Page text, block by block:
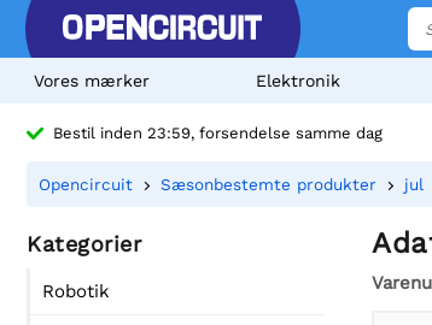
Vores mærker Elektronik
Bestil inden 23:59, forsendelse samme dag
Opencircuit Sæsonbestemte produkter jul
Kategorier
Robotik